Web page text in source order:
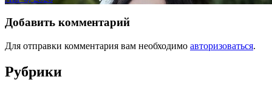
Добавить комментарий
Для отправки комментария вам необходимо авторизоваться.
Рубрики